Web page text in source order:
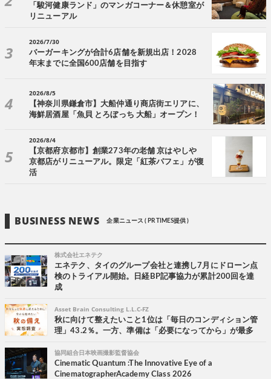
「駿河健康ランド」のマンガコーナー＆休憩室が
リニューアル
2026/7/30
バーガーキングが合計6店舗を新規出店！2028
年末までに全国600店舗を目指す
2026/8/5
【神奈川県鎌倉市】大船仲通り商店街エリアに、
海鮮居酒屋「魚貝 とろぼっち 大船」オープン！
2026/8/4
【京都府京都市】創業273年の老舗 京はやしや
京都店がリニューアル。限定「紅茶パフェ」が復
活
BUSINESS NEWS 企業ニュース ( PR TIMES提供 )
株式会社エネテク
エネテク、タイのグループ会社と連携し7月にドローン点
検のトライアル開始。日経BP記事協力が累計200回を達
成
Asset Brain Consulting L.L.C-FZ
秋に向けて整えたいこと1位は「毎日のコンディション管
理」43.2％。一方、準備は「必要になってから」が最多
協同組合日本映画撮影監督協会
Cinematic Quantum :The Innovative Eye of a
CinematographerAcademy Class 2026